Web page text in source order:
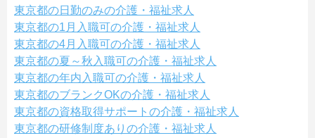
東京都の日勤のみの介護・福祉求人
東京都の1月入職可の介護・福祉求人
東京都の4月入職可の介護・福祉求人
東京都の夏～秋入職可の介護・福祉求人
東京都の年内入職可の介護・福祉求人
東京都のブランクOKの介護・福祉求人
東京都の資格取得サポートの介護・福祉求人
東京都の研修制度ありの介護・福祉求人